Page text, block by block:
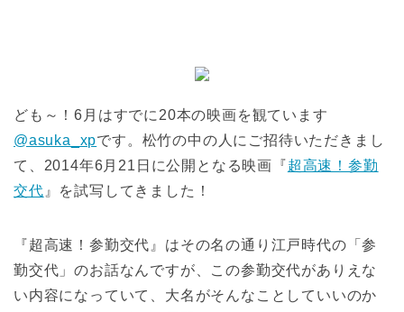
ども～！6月はすでに20本の映画を観ています
@asuka_xpです。松竹の中の人にご招待いただきまし
て、2014年6月21日に公開となる映画『超高速！参勤
交代 』を試写してきました！
『超高速！参勤交代』はその名の通り江戸時代の「参
勤交代」のお話なんですが、この参勤交代がありえな
い内容になっていて、大名がそんなことしていいのか